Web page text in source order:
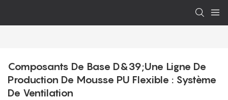
Composants De Base D&39;une Ligne De
Production De Mousse PU Flexible : Système
De Ventilation